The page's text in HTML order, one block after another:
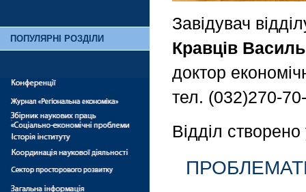
ПОПУЛЯРНІ РОЗДІЛИ
Завідувач
Кравців
доктор
тел. (032)270-
Відділ